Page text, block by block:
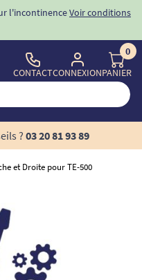
l'incontinenceVoir conditions
CONTACTCONNEXION
0
PANIER
? 03 20 81 93 89
et Droite pour TE-500